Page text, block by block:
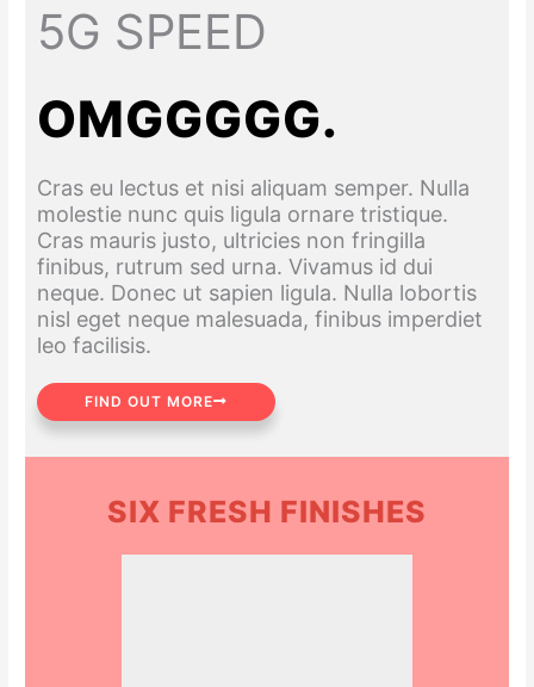
5G SPEED
OMGGGGG.
Cras eu lectus et nisi aliquam semper. Nulla
molestie nunc quis ligula ornare tristique.
Cras mauris justo, ultricies non fringilla
finibus, rutrum sed urna. Vivamus id dui
neque. Donec ut sapien ligula. Nulla lobortis
nisl eget neque malesuada, finibus imperdiet
leo facilisis.
FIND OUT MORE
SIX FRESH FINISHES